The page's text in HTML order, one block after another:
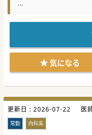
にも働きやすいです。
感染症対策に力をい
#秋入職可気になる
更新日 : 2026-07-22 医
常勤 内科系